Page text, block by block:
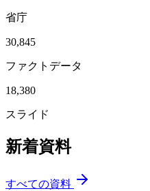
省庁
30,845
ファクトデータ
18,380
スライド
新着資料
すべての資料